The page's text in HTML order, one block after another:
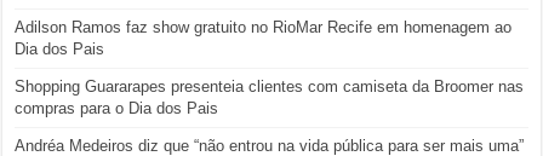
Adilson Ramos faz show gratuito no RioMar Recife em homenagem ao
Dia dos Pais
Shopping Guararapes presenteia clientes com camiseta da Broomer nas
compras para o Dia dos Pais
Andréa Medeiros diz que “não entrou na vida pública para ser mais uma”